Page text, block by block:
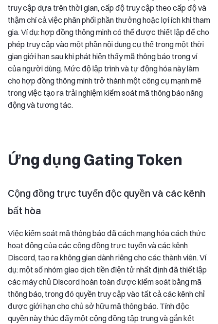
truy cập dựa trên thời gian, cấp độ truy cập theo cấp độ và
thậm chí cả việc phân phối phần thưởng hoặc lợi ích khi tham
gia. Ví dụ: hợp đồng thông minh có thể được thiết lập để cho
phép truy cập vào một phần nội dung cụ thể trong một thời
gian giới hạn sau khi phát hiện thấy mã thông báo trong ví
của người dùng. Mức độ lập trình và tự động hóa này làm
cho hợp đồng thông minh trở thành một công cụ mạnh mẽ
trong việc tạo ra trải nghiệm kiểm soát mã thông báo năng
động và tương tác.
Ứng dụng Gating Token
Cộng đồng trực tuyến độc quyền và các kênh
bất hòa
Việc kiểm soát mã thông báo đã cách mạng hóa cách thức
hoạt động của các cộng đồng trực tuyến và các kênh
Discord, tạo ra không gian dành riêng cho các thành viên. Ví
dụ: một số nhóm giao dịch tiền điện tử nhất định đã thiết lập
các máy chủ Discord hoàn toàn được kiểm soát bằng mã
thông báo, trong đó quyền truy cập vào tất cả các kênh chỉ
được giới hạn cho chủ sở hữu mã thông báo. Tính độc
quyền này thúc đẩy một cộng đồng tập trung và gắn kết